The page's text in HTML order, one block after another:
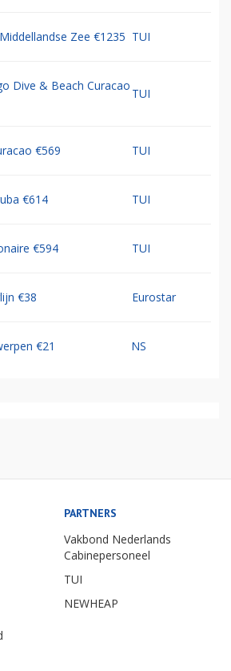
Zee €1235 TUI
Dive & Beach Curacao
TUI
€569 TUI
€614 TUI
€594 TUI
€38 Eurostar
€21 NS
PARTNERS
Vakbond Nederlands
Cabinepersoneel
TUI
NEWHEAP